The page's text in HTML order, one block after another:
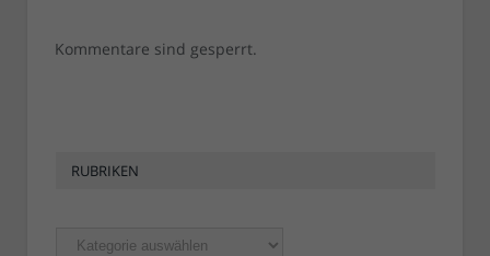
Kommentare sind gesperrt.
RUBRIKEN
Rubriken